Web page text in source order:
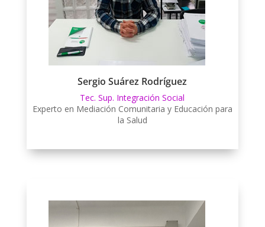
Sergio Suárez Rodríguez
Tec. Sup. Integración Social
Experto en Mediación Comunitaria y Educación para
la Salud